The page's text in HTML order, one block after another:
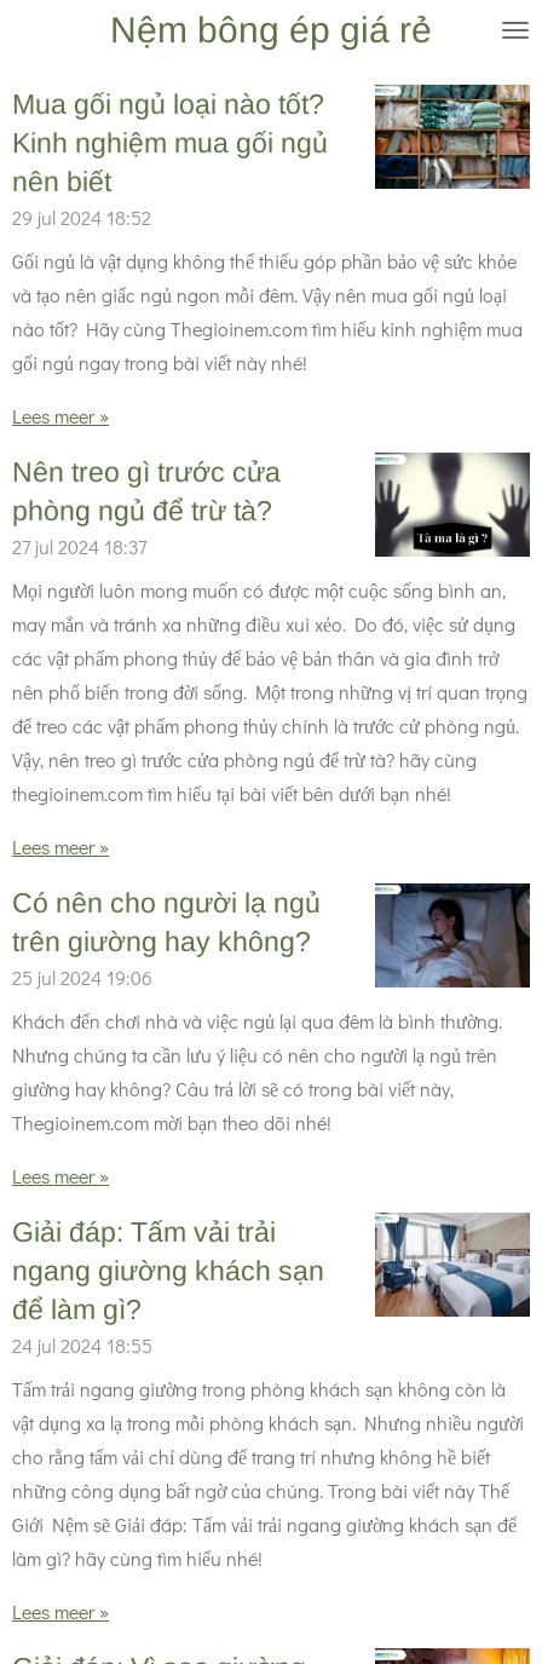
naar
de
hoofdinhoud
Nệm bông ép giá rẻ
Mua gối ngủ loại nào tốt?
Kinh nghiệm mua gối ngủ
nên biết
29 jul 2024 18:52
Gối ngủ là vật dụng không thể thiếu góp phần bảo vệ sức khỏe
và tạo nên giấc ngủ ngon mỗi đêm. Vậy nên mua gối ngủ loại
nào tốt? Hãy cùng Thegioinem.com tìm hiểu kinh nghiệm mua
gối ngủ ngay trong bài viết này nhé!
Lees meer »
Nên treo gì trước cửa
phòng ngủ để trừ tà?
27 jul 2024 18:37
Mọi người luôn mong muốn có được một cuộc sống bình an,
may mắn và tránh xa những điều xui xẻo. Do đó, việc sử dụng
các vật phẩm phong thủy để bảo vệ bản thân và gia đình trở
nên phổ biến trong đời sống. Một trong những vị trí quan trọng
để treo các vật phẩm phong thủy chính là trước cử phòng ngủ.
Vậy, nên treo gì trước cửa phòng ngủ để trừ tà? hãy cùng
thegioinem.com tìm hiểu tại bài viết bên dưới bạn nhé!
Lees meer »
Có nên cho người lạ ngủ
trên giường hay không?
25 jul 2024 19:06
Khách đến chơi nhà và việc ngủ lại qua đêm là bình thường.
Nhưng chúng ta cần lưu ý liệu có nên cho người lạ ngủ trên
giường hay không? Câu trả lời sẽ có trong bài viết này,
Thegioinem.com mời bạn theo dõi nhé!
Lees meer »
Giải đáp: Tấm vải trải
ngang giường khách sạn
để làm gì?
24 jul 2024 18:55
Tấm trải ngang giường trong phòng khách sạn không còn là
vật dụng xa lạ trong mỗi phòng khách sạn. Nhưng nhiều người
cho rằng tấm vải chỉ dùng để trang trí nhưng không hề biết
những công dụng bất ngờ của chúng. Trong bài viết này Thế
Giới Nệm sẽ Giải đáp: Tấm vải trải ngang giường khách sạn để
làm gì? hãy cùng tìm hiểu nhé!
Lees meer »